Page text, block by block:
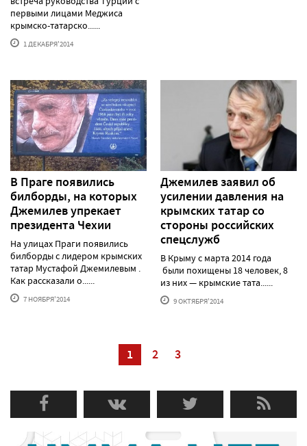
первыми лицами Меджиса
крымско-татарско......
1 ДЕКАБРЯ'2014
В Праге появились
билборды, на которых
Джемилев упрекает
президента Чехии
На улицах Праги появились
билборды с лидером крымских
татар Мустафой Джемилевым .
Как рассказали о......
7 НОЯБРЯ'2014
Джемилев заявил об
усилении давления на
крымских татар со
стороны российских
спецслужб
В Крыму с марта 2014 года
были похищены 18 человек, 8
из них — крымские тата......
9 ОКТЯБРЯ'2014
1 2 3